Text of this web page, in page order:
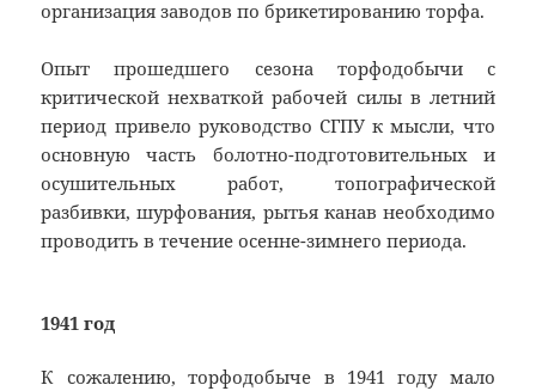
организация заводов по брикетированию торфа.
Опыт прошедшего сезона торфодобычи с
критической нехваткой рабочей силы в летний
период привело руководство СГПУ к мысли, что
основную часть болотно-подготовительных и
осушительных работ, топографической
разбивки, шурфования, рытья канав необходимо
проводить в течение осенне-зимнего периода.
1941 год
К сожалению, торфодобыче в 1941 году мало